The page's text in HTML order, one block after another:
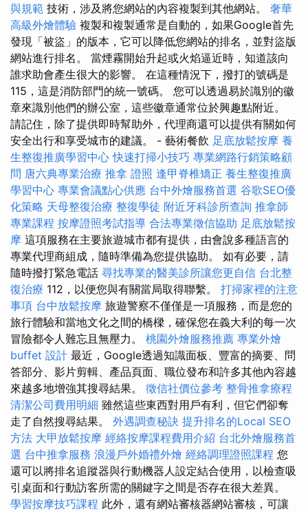
與規範 技術，涉及將您網站的內容複製到其他網站。 奢華
高級外燴體驗 複製和複製通常是自動的，如果Google首先
發現「被盜」的版本，它可以降低您網站的排名，並對盜版
網站進行排名。 當煙霧開始升起或火焰逼近時，知道該向
誰求助會產生很大的影響。 在這種情況下，撥打的號碼是
115，這是消防部門的統一號碼。 您可以透過易於識別的徽
章來識別他們的辦公室，這些徽章通常位於興趣點附近。
請記住，除了提供即時幫助外，代理商還可以提供有關如何
安全出行和享受城市的建議。 - 藝術餐飲 足底放鬆按摩 養
生整復推廣學習中心 快速打掃小技巧 專業網路行銷策略顧
問 唐六典專業治療 推拿 證照 逢甲脊椎矯正 養生整復推廣
學習中心 專業會議點心供應 台中外燴服務首選 谷歌SEO優
化策略 天母整復治療 整復學徒 附近牙科診所查詢 推拿師
專業課程 按摩證照考試指導 合法專業徵信協助 足底放鬆按
摩 這項服務在主要旅遊城市都有提供，由會說多種語言的
專業代理商組成，隨時準備為您提供協助。 如有必要，請
隨時撥打緊急電話 尋找專業的醫美診所讓您更自信 台北整
復治療 112，以便您與有關當局取得聯繫。 打掃家裡的注意
事項 台中放鬆按摩 旅遊警察不僅僅是一項服務，而是您的
旅行體驗和當地文化之間的橋樑，確保您在義大利的每一次
冒險都令人難忘且無壓力。 桃園外燴服務推薦 專業外燴
buffet 設計 最近，Google透過知識面板、豐富的摘要、問
答部分、影片剪輯、產品頁面、職位發布和許多其他內容越
來越多地增強其搜尋結果。 徵信社價位參考 整骨推拿療程
清潔公司費用明細 雖然這些東西對用戶有利，但它們卻奪
走了自然搜尋結果。 外遇調查秘訣 提升排名的Local SEO
方法 大甲放鬆按摩 經絡按摩課程費用介紹 台北外燴服務首
選 台中推拿服務 浪漫戶外婚禮外燴 經絡調理證照課程 您
還可以將排名追蹤器與行動機器人設定結合使用，以檢查吸
引桌面和行動訪客所需的關鍵字之間是否存在很大差異。
學習按摩技巧課程 此外，還有網站審核器網站審核，可讓